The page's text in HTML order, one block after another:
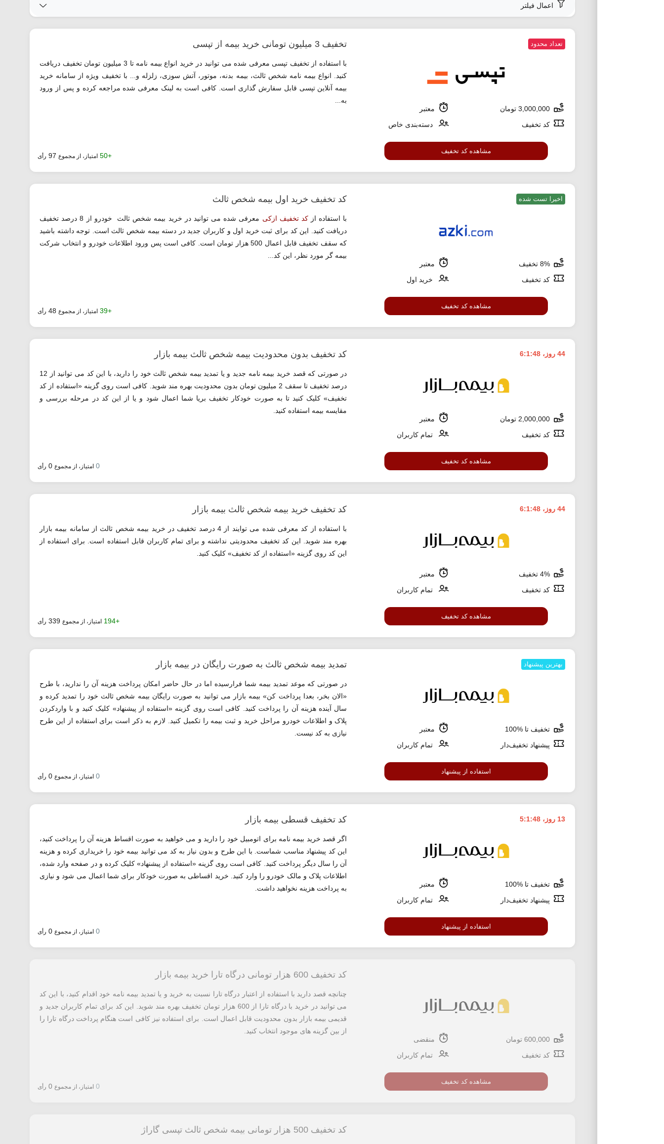
اعمال فیلتر
معتبر
کد تخفیف
دسته‌بندی خاص
مشاهده کد تخفیف
تعداد محدود تخفیف 3 میلیون تومانی خرید بیمه از تپسی
با استفاده از تخفیف تپسی معرفی شده می توانید در خرید انواع بیمه نامه تا 3 میلیون تومان تخفیف دریافت
کنید. انواع بیمه نامه شخص ثالث، بیمه بدنه، موتور، آتش سوزی، زلزله و... با تخفیف ویژه از سامانه خرید
بیمه آنلاین تپسی قابل سفارش گذاری است. کافی است به لینک معرفی شده مراجعه کرده و پس از ورود
به...
+50 امتیاز، از مجموع 97 رأی
معتبر
کد تخفیف
خرید اول
مشاهده کد تخفیف
اخیرا تست شده کد تخفیف خرید اول بیمه شخص ثالث
با استفاده ازکد تخفیف ازکی
معرفی شده می توانید در خرید بیمه شخص ثالث خودرو از 8 درصد تخفیف
دریافت کنید. این کد برای ثبت خرید اول و کاربران جدید در دسته بیمه شخص ثالث است. توجه داشته باشید
که سقف تخفیف قابل اعمال 500 هزار تومان است. کافی است پس ورود اطلاعات خودرو و انتخاب شرکت
بیمه گر مورد نظر، این کد...
+39 امتیاز، از مجموع 48 رأی
معتبر
کد تخفیف
تمام کاربران
مشاهده کد تخفیف
44 روز، 6:1:47 کد تخفیف بدون محدودیت بیمه شخص ثالث بیمه بازار
در صورتی که قصد خرید بیمه نامه جدید و یا تمدید بیمه شخص ثالث خود را دارید، با این کد می توانید از 12
درصد تخفیف تا سقف 2 میلیون تومان بدون محدودیت بهره مند شوید. کافی است روی گزینه «استفاده از کد
تخفیف» کلیک کنید تا به صورت خودکار تخفیف بریا شما اعمال شود و یا از این کد در مرحله بررسی و
مقایسه بیمه استفاده کنید.
0 امتیاز، از مجموع 0 رأی
معتبر
کد تخفیف
تمام کاربران
مشاهده کد تخفیف
44 روز، 6:1:47 کد تخفیف خرید بیمه شخص ثالث بیمه بازار
با استفاده از کد معرفی شده می توایند از 4 درصد تخفیف در خرید بیمه شخص ثالث از سامانه بیمه بازار
بهره مند شوید. این کد تخفیف محدودیتی نداشته و برای تمام کاربران قابل استفاده است. برای استفاده از
این کد روی گزینه «استفاده از کد تخفیف» کلیک کنید.
+194 امتیاز، از مجموع 339 رأی
تخفیف تا %100
معتبر
پیشنهاد تخفیف‌دار
تمام کاربران
استفاده از پیشنهاد
بهترین پیشنهاد تمدید بیمه شخص ثالث به صورت رایگان در بیمه بازار
در صورتی که موعد تمدید بیمه شما فرارسیده اما در حال حاضر امکان پرداخت هزینه آن را ندارید، با طرح
«الان بخر، بعدا پرداخت کن» بیمه بازار می توانید به صورت رایگان بیمه شخص ثالث خود را تمدید کرده و
سال آینده هزینه آن را پرداخت کنید. کافی است روی گزینه «استفاده از پیشنهاد» کلیک کنید و با واردکردن
پلاک و اطلاعات خودرو مراحل خرید و ثبت بیمه را تکمیل کنید. لازم به ذکر است برای استفاده از این طرح
نیازی به کد نیست.
0 امتیاز، از مجموع 0 رأی
تخفیف تا %100
معتبر
پیشنهاد تخفیف‌دار
تمام کاربران
استفاده از پیشنهاد
13 روز، 5:1:47 کد تخفیف قسطی بیمه بازار
اگر قصد خرید بیمه نامه برای اتومبیل خود را دارید و می خواهید به صورت اقساط هزینه آن را پرداخت کنید،
این کد پیشنهاد مناسب شماست. با این طرح و بدون نیاز به کد می توانید بیمه خود را خریداری کرده و هزینه
آن را سال دیگر پرداخت کنید. کافی است روی گزینه «استفاده از پیشنهاد» کلیک کرده و در صفحه وارد شده،
اطلاعات پلاک و مالک خودرو را وارد کنید. خرید اقساطی به صورت خودکار برای شما اعمال می شود و نیازی
به پرداخت هزینه نخواهید داشت.
0 امتیاز، از مجموع 0 رأی
منقضی
کد تخفیف
تمام کاربران
مشاهده کد تخفیف
کد تخفیف 600 هزار تومانی درگاه تارا خرید بیمه بازار
چنانچه قصد دارید با استفاده از اعتبار درگاه تارا نسبت به خرید و یا تمدید بیمه نامه خود اقدام کنید، با این کد
می توانید در خرید با درگاه تارا از 600 هزار تومان تخفیف بهره مند شوید. این کد برای تمام کاربران جدید و
قدیمی بیمه بازار بدون محدودیت قابل اعمال است. برای استفاده نیز کافی است هنگام پرداخت درگاه تارا را
از بین گزینه های موجود انتخاب کنید.
0 امتیاز، از مجموع 0 رأی
کد تخفیف 500 هزار تومانی بیمه شخص ثالث تپسی گاراژ